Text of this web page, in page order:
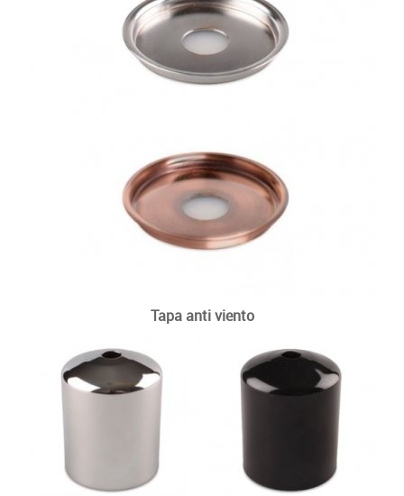
Otras velas tradicionales
Tapa anti viento